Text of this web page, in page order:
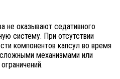
не оказывают седативного
систему. При отсутствии
компонентов капсул во время
механизмами или